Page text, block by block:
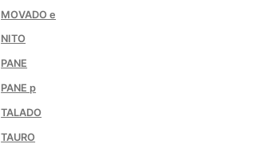
MOVADO e
NITO
PANE
PANE p
TALADO
TAURO